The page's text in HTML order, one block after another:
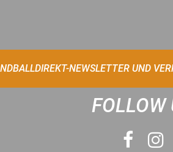
NEWSLETTER UND
FOLLOW